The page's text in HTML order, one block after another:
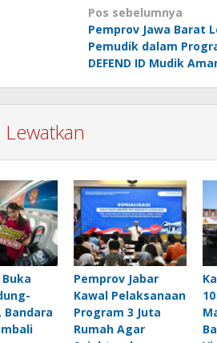
Navigasi
pos
Pos sebelumnya
Pemprov Jawa Barat
Pemudik dalam
DEFEND ID Mudik
Lewatkan
Bandara
Pemprov Jabar
Kawal Pelaksanaan
Program 3 Juta
Rumah Agar